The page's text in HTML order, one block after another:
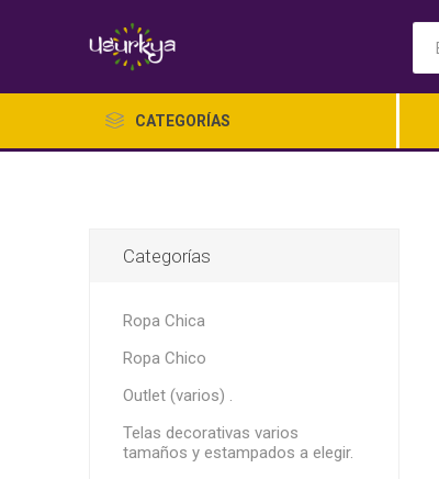
CATEGORÍAS
Categorías
Ropa Chica
Ropa Chico
Outlet (varios) .
Telas decorativas varios
tamaños y estampados a elegir.